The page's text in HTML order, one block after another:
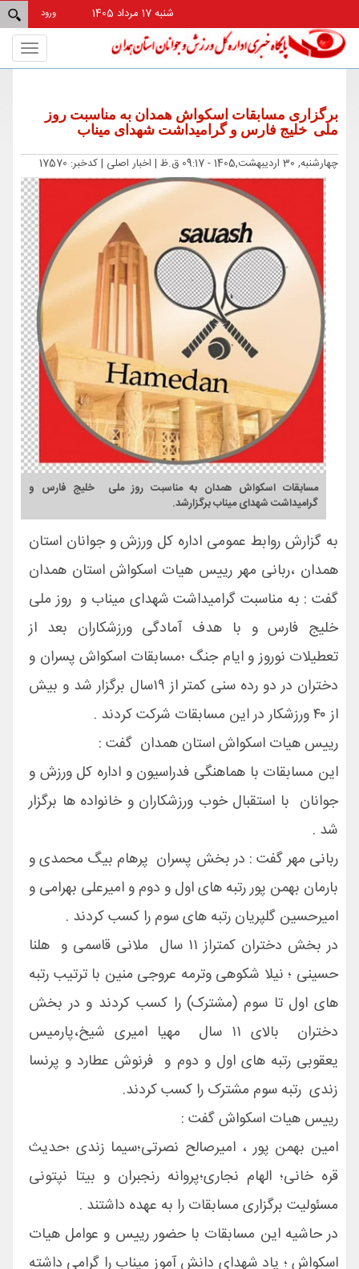
ورود
شنبه 17 مرداد 1405
برگزاری مسابقات اسکواش همدان به مناسبت روز
ملی خلیج فارس و گرامیداشت شهدای میناب
چهارشنبه, 30 اردیبهشت,1405 - 09:17 ق.ظ | اخبار اصلی | کدخبر: 17570
مسابقات اسکواش همدان به مناسبت روز ملی خلیج فارس و
گرامیداشت شهدای میناب برگزارشد.
به گزارش روابط عمومی اداره کل ورزش و جوانان استان
همدان ،ربانی مهر رییس هیات اسکواش استان همدان
گفت : به مناسبت گرامیداشت شهدای میناب و روز ملی
خلیج فارس و با هدف آمادگی ورزشکاران بعد از
تعطیلات نوروز و ایام جنگ ؛مسابقات اسکواش پسران و
دختران در دو رده سنی کمتر از ۱۹سال برگزار شد و بیش
از ۴۰ ورزشکار در این مسابقات شرکت کردند .
رییس هیات اسکواش استان همدان گفت :
این مسابقات با هماهنگی فدراسیون و اداره کل ورزش و
جوانان با استقبال خوب ورزشکاران و خانواده ها برگزار
شد .
ربانی مهر گفت : در بخش پسران پرهام بیگ محمدی و
بارمان بهمن پور رتبه های اول و دوم و امیرعلی بهرامی و
امیرحسین گلپریان رتبه های سوم را کسب کردند .
در بخش دختران کمتراز ۱۱ سال ملانی قاسمی و هلنا
حسینی ؛ نیلا شکوهی وترمه عروجی منین با ترتیب رتبه
های اول تا سوم (مشترک) را کسب کردند و در بخش
دختران بالای ۱۱ سال مهیا امیری شیخ،پارمیس
یعقوبی رتبه های اول و دوم و فرنوش عطارد و پرنسا
زندی رتبه سوم مشترک را کسب کردند.
رییس هیات اسکواش گفت :
امین بهمن پور ، امیرصالح نصرتی؛سیما زندی ؛حدیث
قره خانی؛ الهام نجاری؛پروانه رنجبران و بیتا نپتونی
مسئولیت برگزاری مسابقات را به عهده داشتند .
در حاشیه این مسابقات با حضور رییس و عوامل هیات
اسکواش ؛ یاد شهدای دانش آموز میناب را گرامی داشته